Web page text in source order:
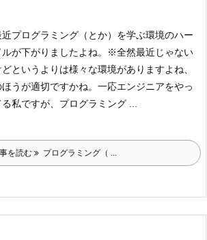
近プログラミング（とか）を学ぶ環境のハー
ルが下がりましたよね。
※全然最近じゃない
どというよりは様々な環境がありますよね、
うが適切ですかね。 一応エンジニアをやっ
る私ですが、プログラミング ...
を読む プログラミング（ ...